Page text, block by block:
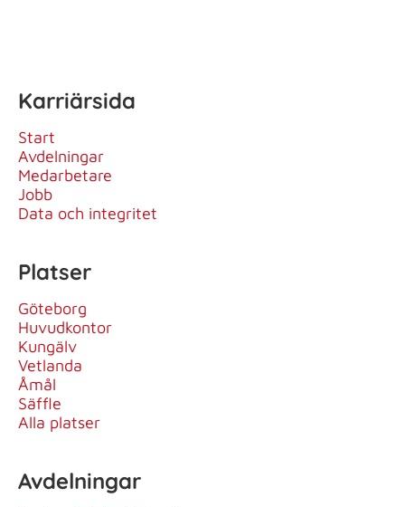
Karriärsida
Start
Avdelningar
Medarbetare
Jobb
Data och integritet
Platser
Göteborg
Huvudkontor
Kungälv
Vetlanda
Åmål
Säffle
Alla platser
Avdelningar